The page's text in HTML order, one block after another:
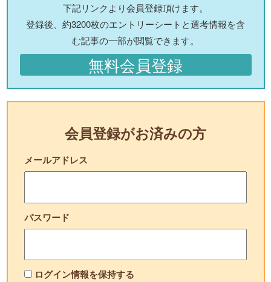
下記リンクより会員登録頂けます。
登録後、約3200枚のエントリーシートと選考情報を含
む記事の一部が閲覧できます。
無料会員登録
会員登録がお済みの方
メールアドレス
パスワード
ログイン情報を保持する